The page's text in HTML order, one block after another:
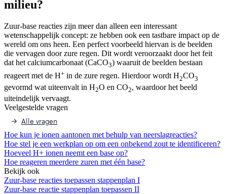
milieu?
Zuur-base reacties zijn meer dan alleen een interessant
wetenschappelijk concept: ze hebben ook een tastbare impact op de
wereld om ons heen. Een perfect voorbeeld hiervan is de beelden
die vervagen door zure regen. Dit wordt veroorzaakt door het feit
dat het calciumcarbonaat (CaCO3) waaruit de beelden bestaan
reageert met de H+ in de zure regen. Hierdoor wordt H2CO3
gevormd wat uiteenvalt in H2O en CO2, waardoor het beeld
uiteindelijk vervaagt.
Veelgestelde vragen
Alle vragen
Hoe kun je ionen aantonen met behulp van neerslagreacties?
Hoe stel je een werkplan op om een onbekend zout te identificeren?
Hoeveel H+ ionen neemt een base op?
Hoe reageren meerdere zuren met één base?
Bekijk ook
Zuur-base reacties toepassen stappenplan I
Zuur-base reactie stappenplan toepassen II